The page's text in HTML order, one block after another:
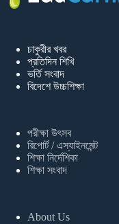
চাকুরীর খবর
প্রতিদিন শিখি
ভর্তি সংবাদ
বিদেশে উচ্চশিক্ষা
পরীক্ষা উৎসব
রিপোর্ট / এস্যাইনমেন্ট
শিক্ষা নির্দেশিকা
শিক্ষা সংবাদ
About Us